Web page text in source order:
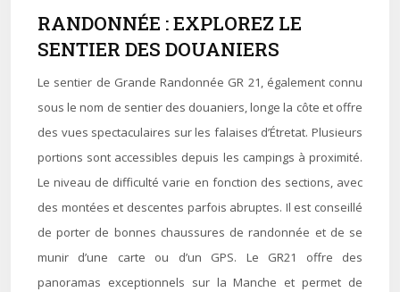
RANDONNÉE : EXPLOREZ LE
SENTIER DES DOUANIERS
Le sentier de Grande Randonnée GR 21, également connu
sous le nom de sentier des douaniers, longe la côte et offre
des vues spectaculaires sur les falaises d’Étretat. Plusieurs
portions sont accessibles depuis les campings à proximité.
Le niveau de difficulté varie en fonction des sections, avec
des montées et descentes parfois abruptes. Il est conseillé
de porter de bonnes chaussures de randonnée et de se
munir d’une carte ou d’un GPS. Le GR21 offre des
panoramas exceptionnels sur la Manche et permet de